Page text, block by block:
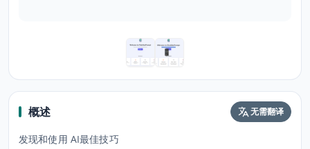
概述 无需翻译
发现和使用 AI最佳技巧